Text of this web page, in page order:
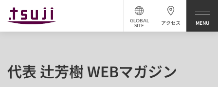
アクセス
GLOBAL
SITE
代表 辻芳樹 WEBマガジン